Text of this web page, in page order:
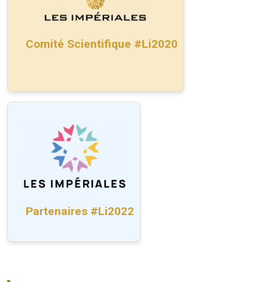
Comité Scientifique #Li2020
Partenaires #Li2022